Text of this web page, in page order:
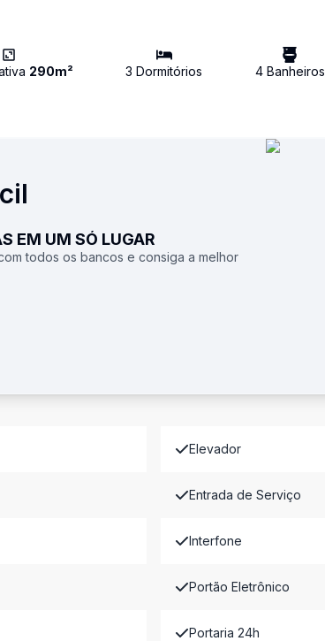
290m² 3 Dormitórios 4Banheiros
EM UM SÓ LUGAR
todos os bancos e consiga a melhor
Elevador
Entrada de Serviço
Interfone
Portão Eletrônico
Portaria 24h